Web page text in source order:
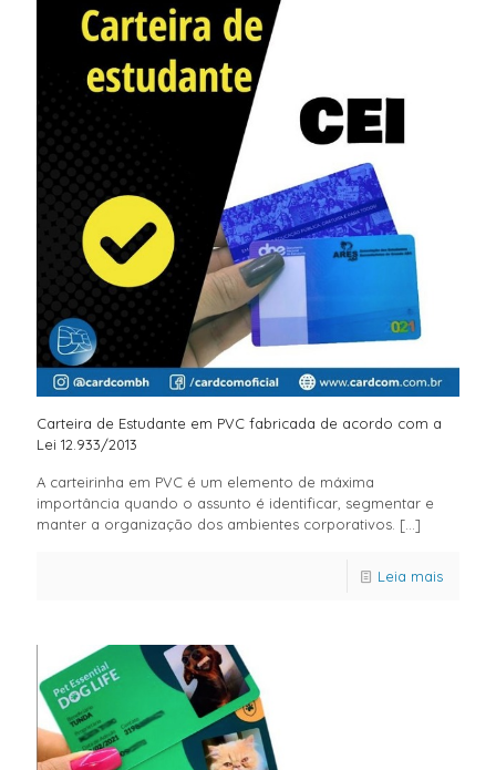
Carteira de Estudante em PVC fabricada de acordo com a
Lei 12.933/2013
A carteirinha em PVC é um elemento de máxima
importância quando o assunto é identificar, segmentar e
manter a organização dos ambientes corporativos. […]
Leia mais